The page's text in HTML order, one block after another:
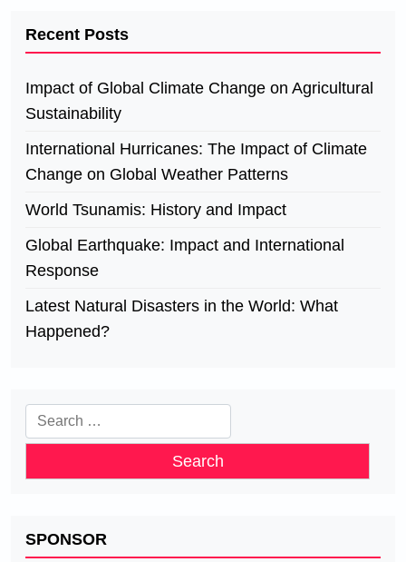
Recent Posts
Impact of Global Climate Change on Agricultural
Sustainability
International Hurricanes: The Impact of Climate
Change on Global Weather Patterns
World Tsunamis: History and Impact
Global Earthquake: Impact and International
Response
Latest Natural Disasters in the World: What
Happened?
Search
for:
SPONSOR